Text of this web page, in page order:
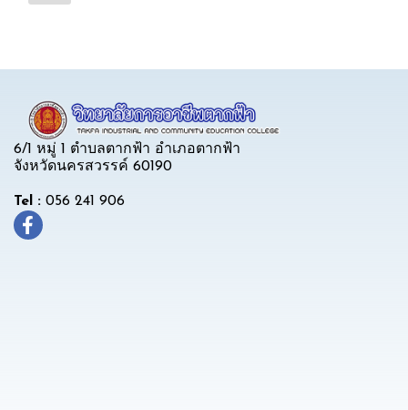
6/1 หมู่ 1 ตำบลตากฟ้า อำเภอตากฟ้า
จังหวัดนครสวรรค์ 60190
Tel : 056 241 906